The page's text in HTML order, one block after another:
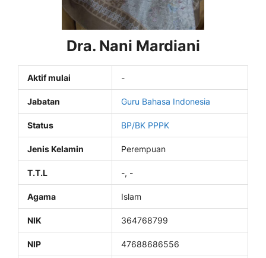
Dra. Nani Mardiani
Aktif mulai -
Jabatan Guru Bahasa Indonesia
Status BP/BK PPPK
Jenis Kelamin Perempuan
T.T.L -, -
Agama Islam
NIK 364768799
NIP 47688686556